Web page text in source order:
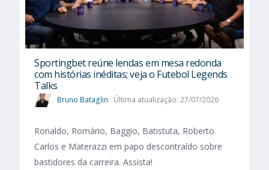
Sportingbet reúne lendas em mesa redonda
com histórias inéditas; veja o Futebol Legends
Talks
Bruno Bataglin Última atualização: 27/07/2026
Ronaldo, Romário, Baggio, Batistuta, Roberto
Carlos e Materazzi em papo descontraído sobre
bastidores da carreira. Assista!